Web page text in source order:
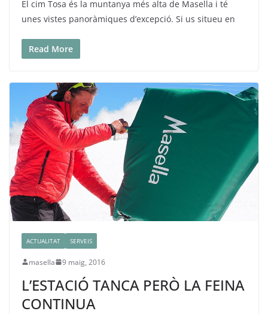
El cim Tosa és la muntanya més alta de Masella i té
unes vistes panoràmiques d’excepció. Si us situeu en
Read More
ACTUALITAT SERVEIS
masella 9 maig, 2016
L’ESTACIÓ TANCA PERÒ LA FEINA
CONTINUA